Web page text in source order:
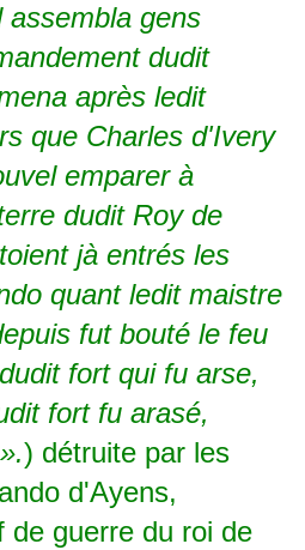
assembla gens
dudit
après ledit
que Charles d'Ivery
emparer à
dudit Roy de
jà entrés les
quant ledit maistre
fut bouté le feu
fort qui fu arse,
fort fu arasé,
) détruite par les
d'Ayens,
de guerre du roi de